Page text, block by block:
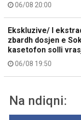
06/08 20:00
Ekskluzive/ I
zbardh dosjen e
kasetofon solli
06/08 19:50
Na ndiqni: